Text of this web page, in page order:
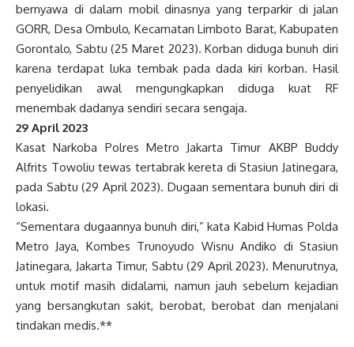
bernyawa di dalam mobil dinasnya yang terparkir di jalan
GORR, Desa Ombulo, Kecamatan Limboto Barat, Kabupaten
Gorontalo, Sabtu (25 Maret 2023). Korban diduga bunuh diri
karena terdapat luka tembak pada dada kiri korban. Hasil
penyelidikan awal mengungkapkan diduga kuat RF
menembak dadanya sendiri secara sengaja.
29 April 2023
Kasat Narkoba Polres Metro Jakarta Timur AKBP Buddy
Alfrits Towoliu tewas tertabrak kereta di Stasiun Jatinegara,
pada Sabtu (29 April 2023). Dugaan sementara bunuh diri di
lokasi.
“Sementara dugaannya bunuh diri,” kata Kabid Humas Polda
Metro Jaya, Kombes Trunoyudo Wisnu Andiko di Stasiun
Jatinegara, Jakarta Timur, Sabtu (29 April 2023). Menurutnya,
untuk motif masih didalami, namun jauh sebelum kejadian
yang bersangkutan sakit, berobat, berobat dan menjalani
tindakan medis.**